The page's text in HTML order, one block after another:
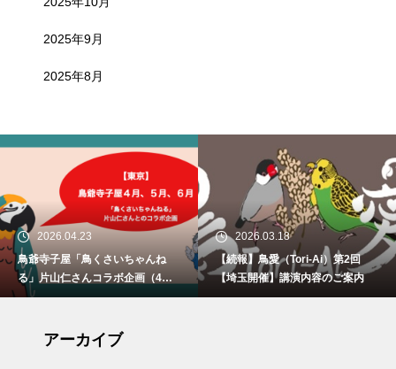
2025年9月
2025年8月
2026.04.23
鳥爺寺子屋「鳥くさいちゃんね
る」片山仁さんコラボ企画（4月2
9日、5月30日、6月21日）開催
2026.03.18
【続報】鳥愛（Tori-Ai）第2回
【埼玉開催】講演内容のご案内
アーカイブ